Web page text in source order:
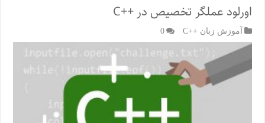
اورلود عملگر تخصیص در ++C
آموزش زبان ++C 0